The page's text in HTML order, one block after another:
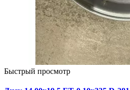
Быстрый просмотр